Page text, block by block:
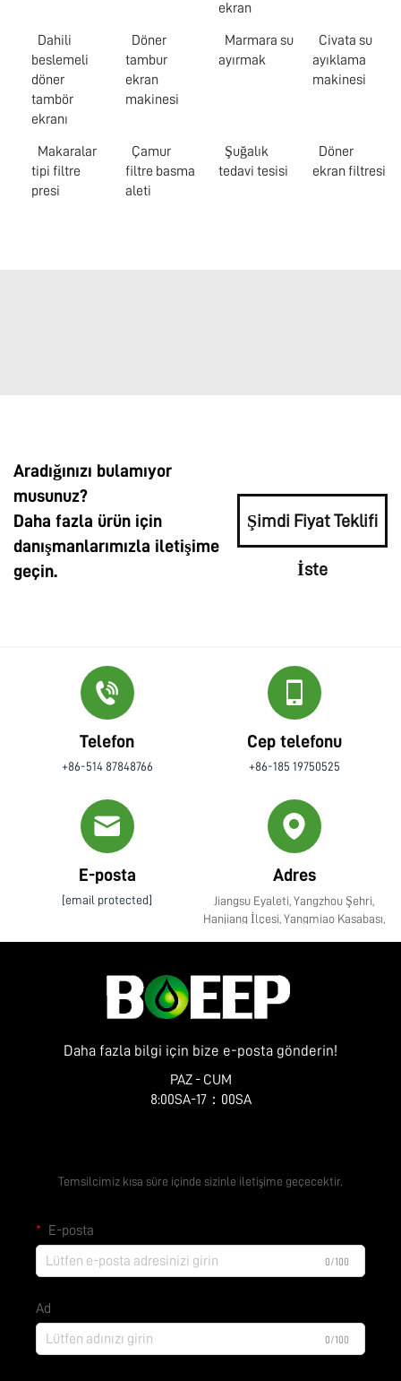
ekran
Dahili
beslemeli
döner
tambör
ekranı
Döner
tambur
ekran
makinesi
Marmara su
ayırmak
Civata su
ayıklama
makinesi
Makaralar
tipi filtre
presi
Çamur
filtre basma
aleti
Şuğalık
tedavi tesisi
Döner
ekran filtresi
Aradığınızı bulamıyor
musunuz?
Daha fazla ürün için
danışmanlarımızla iletişime
geçin.
Şimdi Fiyat Teklifi
İste
Telefon
+86-514 87848766
Cep telefonu
+86-185 19750525
E-posta
[email protected]
Adres
Jiangsu Eyaleti, Yangzhou Şehri,
Hanjiang İlçesi, Yangmiao Kasabası,
Daha fazla bilgi için bize e-posta gönderin!
PAZ - CUM
8:00SA-17：00SA
Temsilcimiz kısa süre içinde sizinle iletişime geçecektir.
E-posta
0/100
Ad
0/100